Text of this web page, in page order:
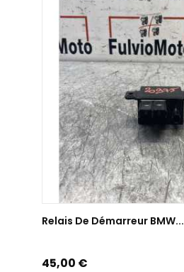
AJOUTER AU PANIER
Relais De Démarreur BMW...
Prix
45,00 €